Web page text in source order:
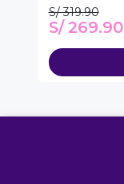
S/ 319.90
S/ 269.90